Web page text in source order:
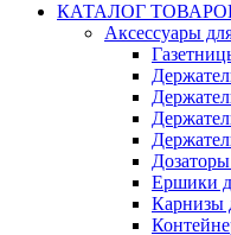
КАТАЛОГ
Аксессуары
Ершики
Карнизы